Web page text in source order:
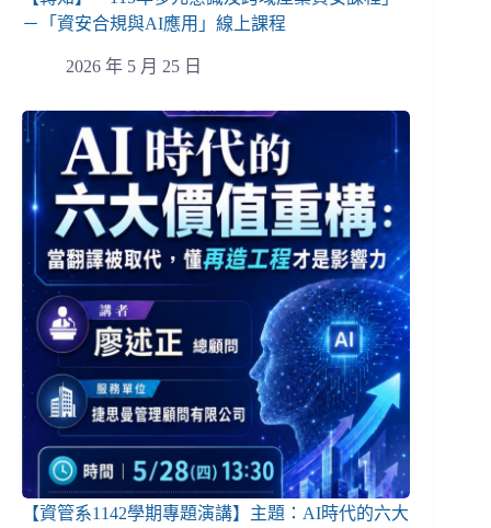
－「資安合規與AI應用」線上課程
2026 年 5 月 25 日
【資管系1142學期專題演講】主題：AI時代的六大